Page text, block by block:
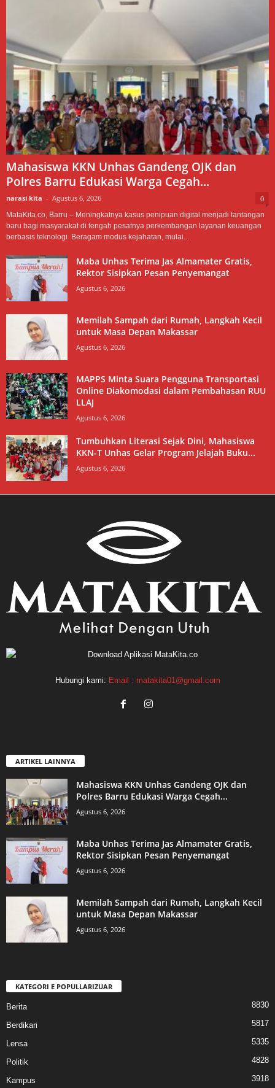
Mahasiswa KKN Unhas Gandeng OJK dan
Polres Barru Edukasi Warga Cegah...
narasi kita - Agustus 6, 2026 0
MataKita.co, Barru – Meningkatnya kasus penipuan digital menjadi tantangan
baru bagi masyarakat di tengah pesatnya perkembangan layanan keuangan
berbasis teknologi. Beragam modus kejahatan, mulai...
Maba Unhas Terima Jas Almamater Gratis,
Rektor Sisipkan Pesan Penyemangat
Agustus 6, 2026
Memilah Sampah dari Rumah, Langkah Kecil
untuk Masa Depan Makassar
Agustus 6, 2026
MAPPS Minta Suara Pengguna Transportasi
Online Diakomodasi dalam Pembahasan RUU
LLAJ
Agustus 6, 2026
Tumbuhkan Literasi Sejak Dini, Mahasiswa
KKN-T Unhas Gelar Program Jelajah Buku...
Agustus 6, 2026
Hubungi kami: Email : matakita01@gmail.com
ARTIKEL LAINNYA
Mahasiswa KKN Unhas Gandeng OJK dan
Polres Barru Edukasi Warga Cegah...
Agustus 6, 2026
Maba Unhas Terima Jas Almamater Gratis,
Rektor Sisipkan Pesan Penyemangat
Agustus 6, 2026
Memilah Sampah dari Rumah, Langkah Kecil
untuk Masa Depan Makassar
Agustus 6, 2026
KATEGORI E POPULLARIZUAR
Berita 8830
Berdikari 5817
Lensa 5335
Politik 4828
Kampus 3918